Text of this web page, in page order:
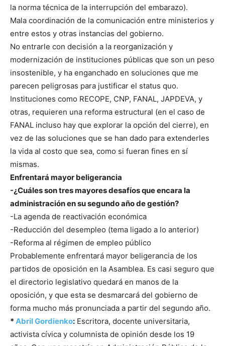
la norma técnica de la interrupción del embarazo).
Mala coordinación de la comunicación entre ministerios y
entre estos y otras instancias del gobierno.
No entrarle con decisión a la reorganización y
modernización de instituciones públicas que son un peso
insostenible, y ha enganchado en soluciones que me
parecen peligrosas para justificar el status quo.
Instituciones como RECOPE, CNP, FANAL, JAPDEVA, y
otras, requieren una reforma estructural (en el caso de
FANAL incluso hay que explorar la opción del cierre), en
vez de las soluciones que se han dado para extenderles
la vida al costo que sea, como si fueran fines en sí
mismas.
Enfrentará mayor beligerancia
-¿Cuáles son tres mayores desafíos que encara la
administración en su segundo año de gestión?
-La agenda de reactivación económica
-Reducción del desempleo (tema ligado a lo anterior)
-Reforma al régimen de empleo público
Probablemente enfrentará mayor beligerancia de los
partidos de oposición en la Asamblea. Es casi seguro que
el directorio legislativo quedará en manos de la
oposición, y que esta se desmarcará del gobierno de
forma mucho más pronunciada a partir del segundo año.
* Abril Gordienko: Escritora, docente universitaria,
activista cívica y columnista de opinión desde los 19